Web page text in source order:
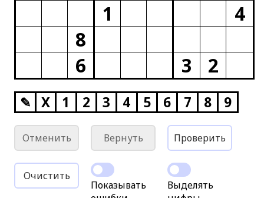
1
4
8
6
3 2
✎ X 1 2 3 4 5 6 7 8 9
Отменить Вернуть Проверить
Очистить
Показывать
Выделять